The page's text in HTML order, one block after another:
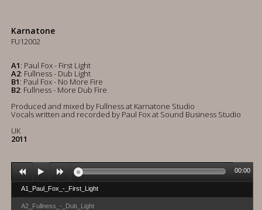
Karnatone
FU12002
A1: Paul Fox - First Light
A2: Fullness - Dub Light
B1: Paul Fox - No More Fire
B2: Fullness - More Dub Fire
Produced and mixed by Fullness at Karnatone Studio
Vocals written and recorded by Paul Fox at Sound Business Studio
UK
2011
A1_Paul_Fox_-_First_Light
A2_Fullness_-_Dub_Light
00:00